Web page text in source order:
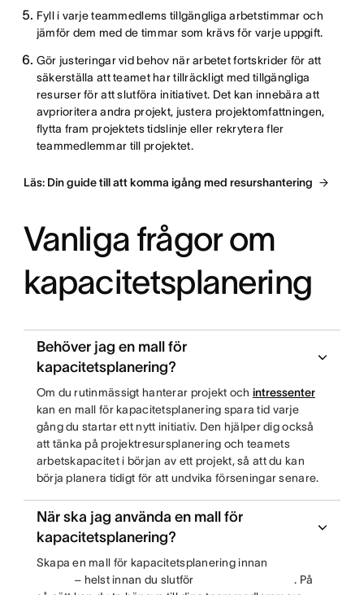
Fyll i varje teammedlems tillgängliga arbetstimmar och
jämför dem med de timmar som krävs för varje uppgift.
Gör justeringar vid behov när arbetet fortskrider för att
säkerställa att teamet har tillräckligt med tillgängliga
resurser för att slutföra initiativet. Det kan innebära att
avprioritera andra projekt, justera projektomfattningen,
flytta fram projektets tidslinje eller rekrytera fler
teammedlemmar till projektet.
Läs: Din guide till att komma igång med resurshantering
Vanliga frågor om
kapacitetsplanering
Behöver jag en mall för
kapacitetsplanering?
Om du rutinmässigt hanterar projekt och intressenter
kan en mall för kapacitetsplanering spara tid varje
gång du startar ett nytt initiativ. Den hjälper dig också
att tänka på projektresursplanering och teamets
arbetskapacitet i början av ett projekt, så att du kan
börja planera tidigt för att undvika förseningar senare.
När ska jag använda en mall för
kapacitetsplanering?
Skapa en mall för kapacitetsplanering innan
– helst innan du slutför
. På